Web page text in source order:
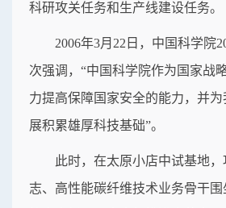
科研攻关任务和生产线建设任务。
2006年3月22日，中国科学院
次强调，“中国科学院作为国家战
力提高保障国家安全的能力，并
展积累雄厚科技基础”。
此时，在太原小店中试基地，
志、高性能碳纤维技术业务骨干